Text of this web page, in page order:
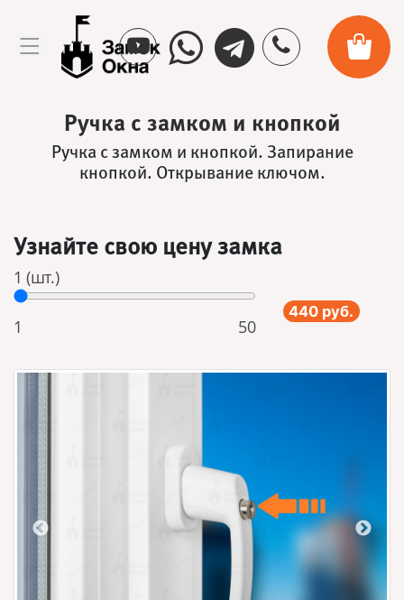
Ручка с замком и кнопкой
Ручка с замком и кнопкой. Запирание
кнопкой. Открывание ключом.
Узнайте свою цену замка
1 (шт.)
1 50
440 руб.